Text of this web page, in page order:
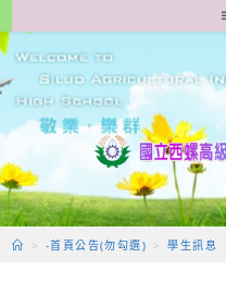
轉
至
要
容
> -首頁公告(勿勾選) > 學生訊息